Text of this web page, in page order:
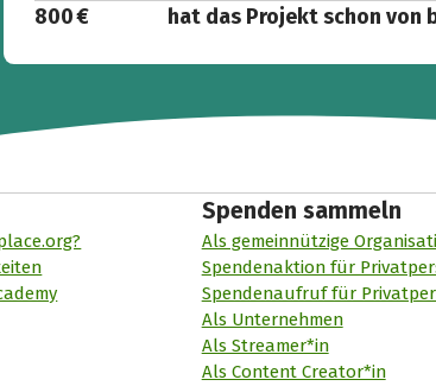
800 €
hat das Projekt schon von
Spenden sammeln
Als gemeinnützige
Spendenaktion für
Spendenaufruf für
Als Unternehmen
Als Streamer*in
Als Content Creator*in